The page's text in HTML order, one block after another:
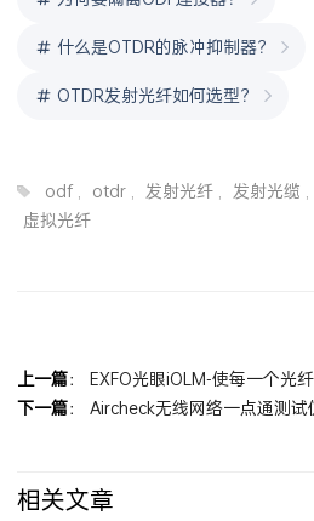
什么是OTDR的脉冲抑制器？
OTDR发射光纤如何选型？
odf, otdr, 发射光纤, 发射光缆
虚拟光纤
上一篇： EXFO光眼iOLM-使每一个光
下一篇： Aircheck无线网络一点通测试
相关文章